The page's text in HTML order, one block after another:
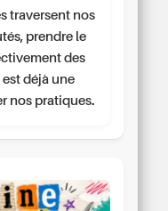
traversent nos
prendre le
des
déjà une
nos pratiques.